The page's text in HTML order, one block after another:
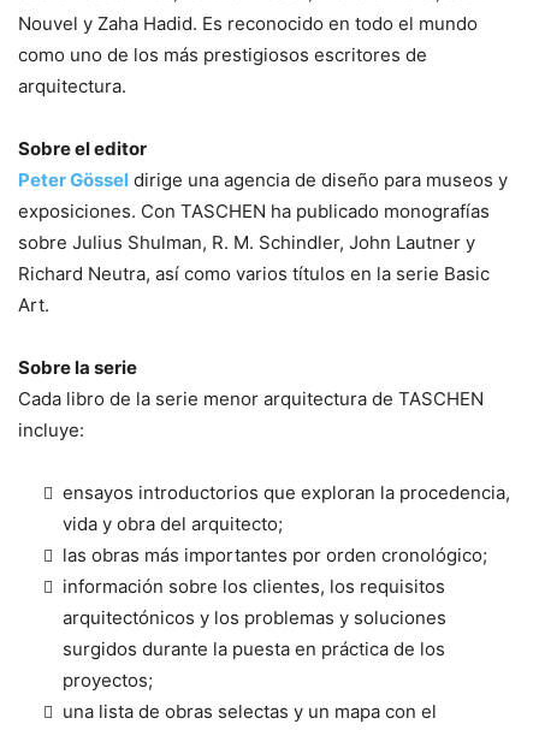
Nouvel y Zaha Hadid. Es reconocido en todo el mundo
como uno de los más prestigiosos escritores de
arquitectura.
Sobre el editor
Peter Gössel dirige una agencia de diseño para museos y
exposiciones. Con TASCHEN ha publicado monografías
sobre Julius Shulman, R. M. Schindler, John Lautner y
Richard Neutra, así como varios títulos en la serie Basic
Art.
Sobre la serie
Cada libro de la serie menor arquitectura de TASCHEN
incluye:
ensayos introductorios que exploran la procedencia,
vida y obra del arquitecto;
las obras más importantes por orden cronológico;
información sobre los clientes, los requisitos
arquitectónicos y los problemas y soluciones
surgidos durante la puesta en práctica de los
proyectos;
una lista de obras selectas y un mapa con el